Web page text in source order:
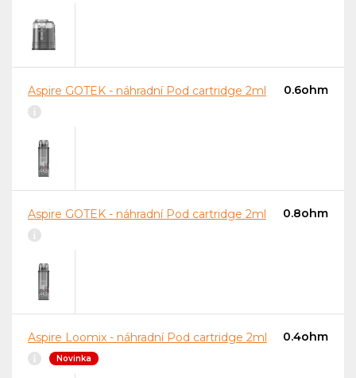
Aspire GOTEK - náhradní Pod cartridge 2ml 0.6ohm
Aspire GOTEK - náhradní Pod cartridge 2ml 0.8ohm
Aspire Loomix - náhradní Pod cartridge 2ml
Novinka
0.4ohm